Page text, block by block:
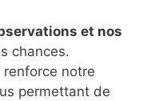
et nos
chances.
renforce notre
permettant de